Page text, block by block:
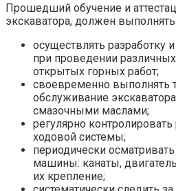
Прошедший обучение и
экскаватора, должен
осуществлять разработку
при проведении
открытых горных работ;
своевременно выполнять
обслуживание
смазочными маслами;
регулярно
ходовой системы;
периодически
машины: канаты,
их крепление;